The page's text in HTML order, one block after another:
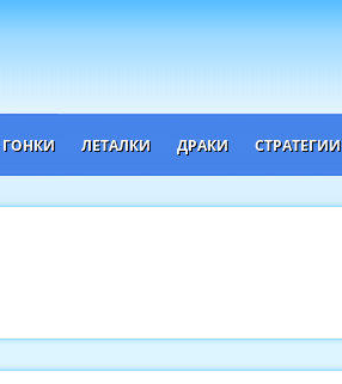
ГОНКИ ЛЕТАЛКИ ДРАКИ СТРАТЕГИИ